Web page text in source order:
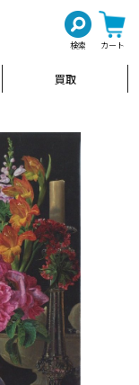
検索 カート
買取